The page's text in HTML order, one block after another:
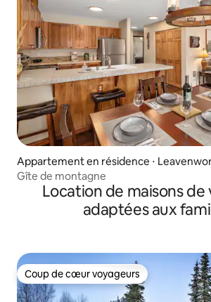
Appartement en résidence ⋅
Gîte de montagne
Location de maisons de
adaptées aux
Coup de cœur voyageurs
Coup de cœur voyageurs